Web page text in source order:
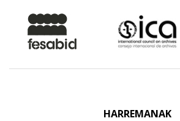
HARREMANAK